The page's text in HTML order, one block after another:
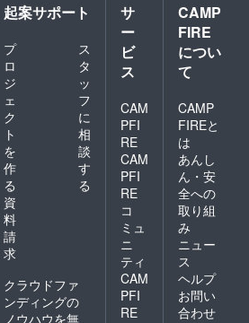
起案サポート
プ
ロ
ジ
ェ
ク
ト
を
作
る
ス
タ
ッ
フ
に
相
談
す
る
資
料
請
求
クラウドファ
ンディングの
ノウハウを無
サ
ー
ビ
ス
CAM
PFI
RE
CAM
PFI
RE
コ
ミュ
ニ
ティ
CAM
PFI
RE
CAMP
FIRE
につい
て
CAMP
FIREと
は
あんし
ん・安
全への
取り組
み
ニュー
ス
ヘルプ
お問い
合わせ